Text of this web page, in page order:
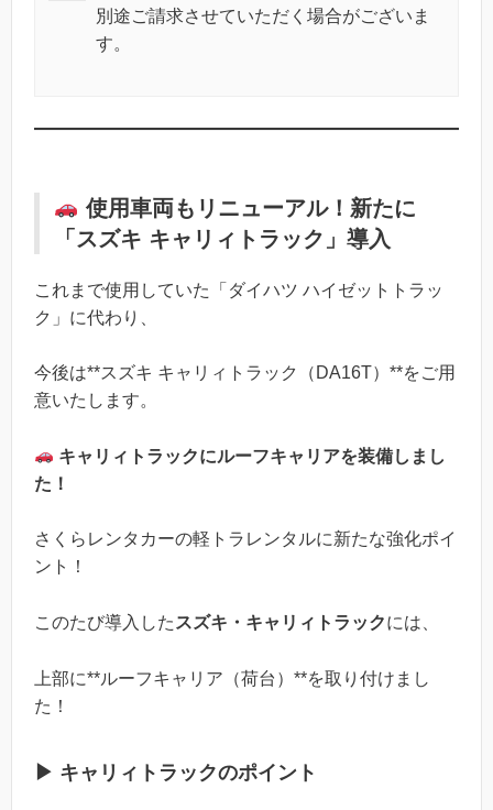
別途ご請求させていただく場合がございま
す。
使用車両もリニューアル！新たに
「スズキ キャリィトラック」導入
これまで使用していた「ダイハツ ハイゼットトラッ
ク」に代わり、
今後は**スズキ キャリィトラック（DA16T）**をご用
意いたします。
キャリィトラックにルーフキャリアを装備しまし
た！
さくらレンタカーの軽トラレンタルに新たな強化ポイ
ント！
このたび導入した スズキ・キャリィトラックには、
上部に**ルーフキャリア（荷台）**を取り付けまし
た！
▶ キャリィトラックのポイント